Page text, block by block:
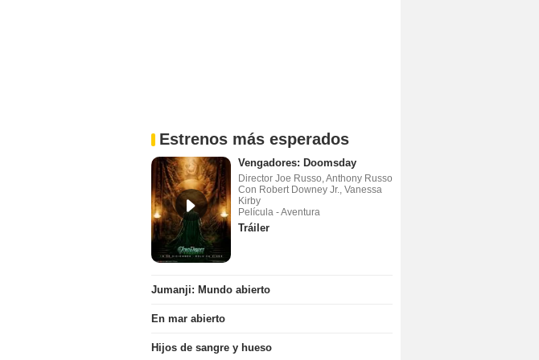
Estrenos más esperados
Vengadores: Doomsday
Director Joe Russo, Anthony Russo
Con Robert Downey Jr., Vanessa
Kirby
Película - Aventura
Tráiler
Jumanji: Mundo abierto
En mar abierto
Hijos de sangre y hueso